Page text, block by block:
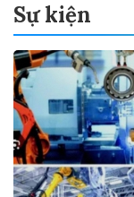
Sự kiện